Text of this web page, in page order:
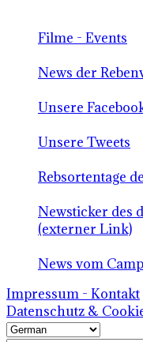
Filme - Events
News der
Unsere
Unsere Tweets
Rebsortentage
Newsticker des
(externer Link)
News vom
Impressum - Kontakt
Datenschutz &